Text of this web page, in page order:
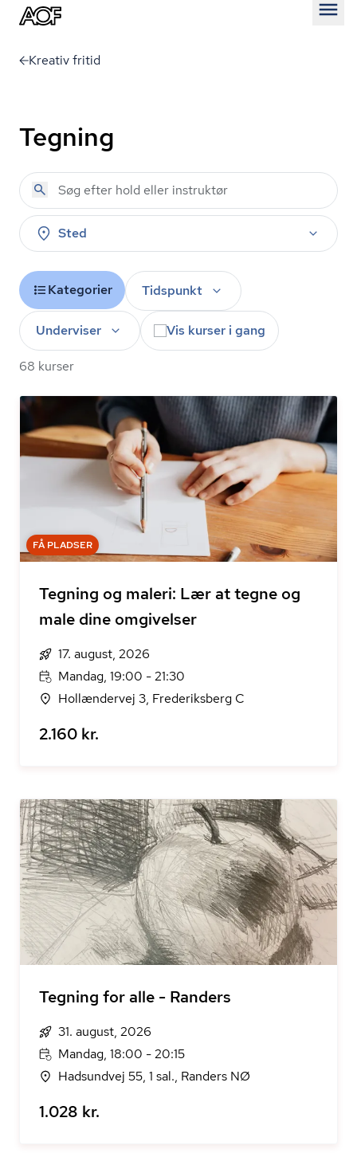
Kreativ fritid
Tegning
Sted
Kategorier Tidspunkt
Underviser Vis kurser i gang
68 kurser
FÅ PLADSER
Tegning og maleri: Lær at tegne og
male dine omgivelser
17. august, 2026
Mandag, 19:00 - 21:30
Hollændervej 3, Frederiksberg C
2.160 kr.
Tegning for alle - Randers
31. august, 2026
Mandag, 18:00 - 20:15
Hadsundvej 55, 1 sal., Randers NØ
1.028 kr.